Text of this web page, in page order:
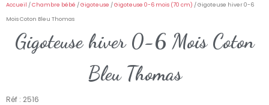
Accueil /Chambre bébé /Gigoteuse /Gigoteuse 0-6 mois (70 cm) / Gigoteuse hiver 0-6
Mois Coton Bleu Thomas
Gigoteuse hiver 0-6 Mois Coton
Bleu Thomas
Réf : 2516